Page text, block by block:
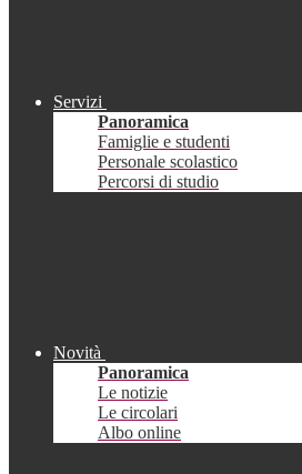
Servizi
Panoramica
Famiglie e studenti
Personale scolastico
Percorsi di studio
Novità
Panoramica
Le notizie
Le circolari
Albo online